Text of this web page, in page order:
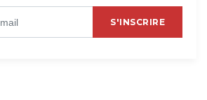
S'INSCRIRE